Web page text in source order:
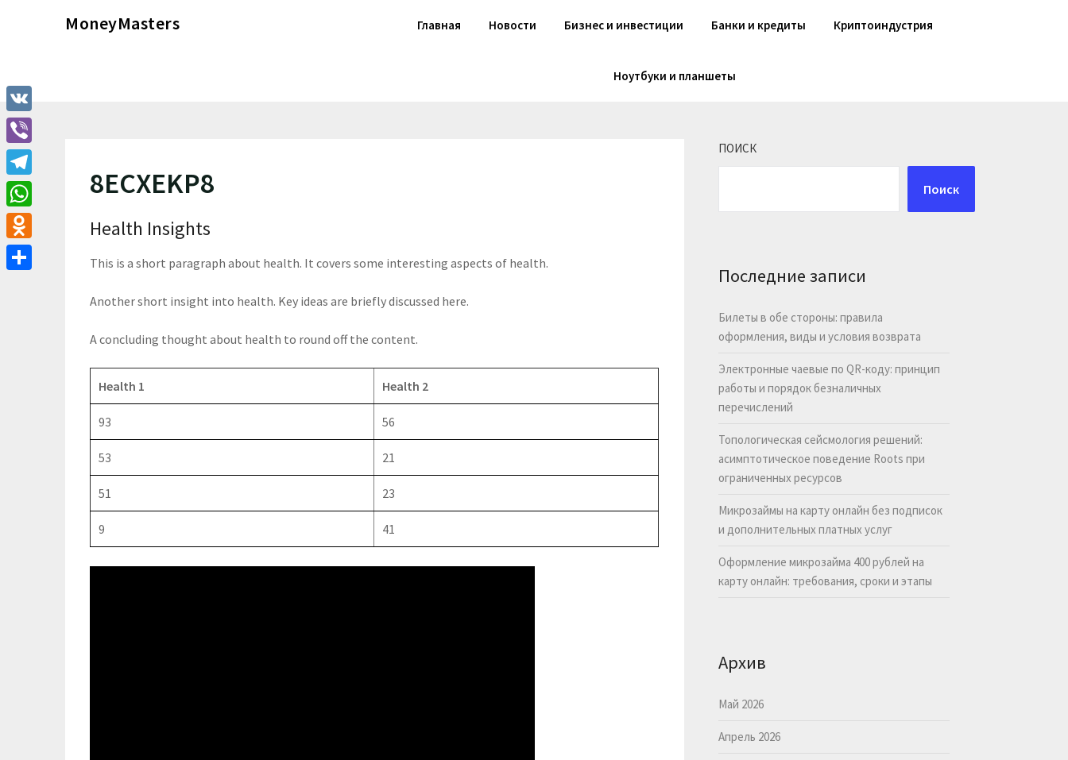
MoneyMasters Главная Новости Бизнес и инвестиции Банки и кредиты Криптоиндустрия
Ноутбуки и планшеты
8ECXEKP8
Health Insights
This is a short paragraph about health. It covers some interesting aspects of health.
Another short insight into health. Key ideas are briefly discussed here.
A concluding thought about health to round off the content.
Health 1 Health 2
93 56
53 21
51 23
9 41
ПОИСК
Поиск
Последние записи
Билеты в обе стороны: правила
оформления, виды и условия возврата
Электронные чаевые по QR-коду: принцип
работы и порядок безналичных
перечислений
Топологическая сейсмология решений:
асимптотическое поведение Roots при
ограниченных ресурсов
Микрозаймы на карту онлайн без подписок
и дополнительных платных услуг
Оформление микрозайма 400 рублей на
карту онлайн: требования, сроки и этапы
Архив
Май 2026
Апрель 2026
VK
Viber
Telegram
WhatsApp
Odnoklassniki